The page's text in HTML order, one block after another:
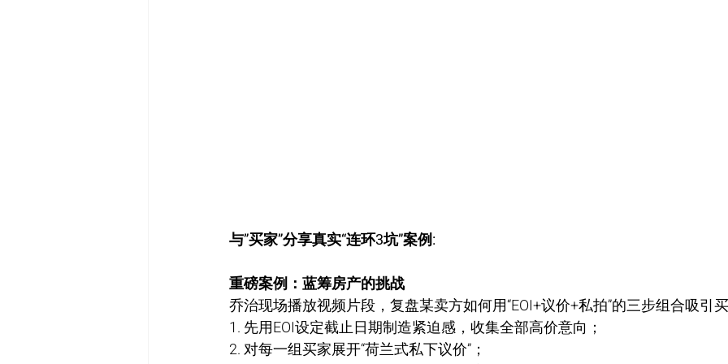
与”买家”分享真实“连环3坑”案例:
重磅案例：蓝筹房产的挑战
乔治现场播放视频片段，复盘某卖方如何用“EOI+议价+私拍”的三步组合吸引
1. 先用EOI设定截止日期制造紧迫感，收集全部高价意向；
2. 对每一组买家展开“荷兰式私下议价”；